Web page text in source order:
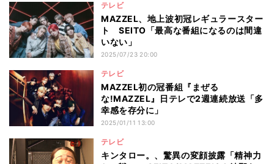
テレビ
MAZZEL、地上波初冠レギュラースター
ト SEITO「最高な番組になるのは間違
いない」
2025/07/23 20:00
テレビ
MAZZEL初の冠番組『まぜる
な!MAZZEL』日テレで2週連続放送「多
幸感を存分に」
2025/01/11 13:00
テレビ
キンタロー。、驚異の変顔披露「精神力